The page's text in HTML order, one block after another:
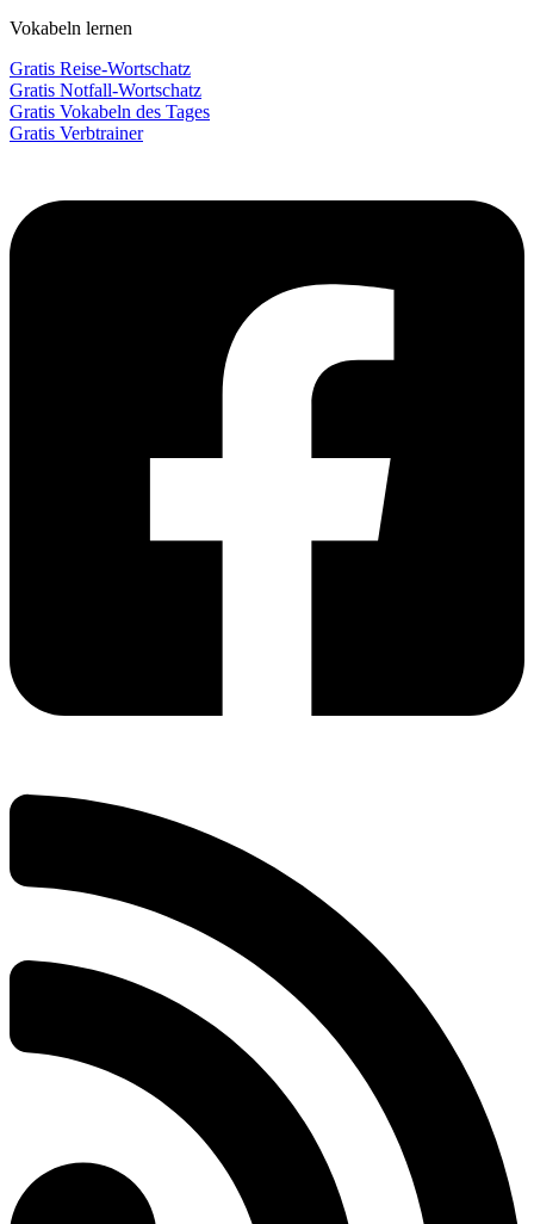
Vokabeln lernen
Gratis Reise-Wortschatz
Gratis Notfall-Wortschatz
Gratis Vokabeln des Tages
Gratis Verbtrainer